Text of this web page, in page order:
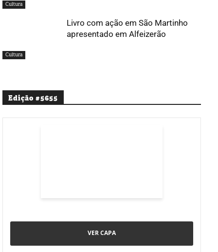
Cultura
Cultura
Livro com ação em São Martinho
apresentado em Alfeizerão
Edição #5655
VER CAPA